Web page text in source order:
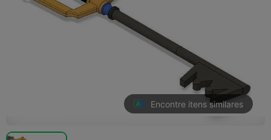
Encontre itens similares